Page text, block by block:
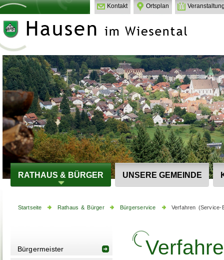
Kontakt Ortsplan
RATHAUS & BÜRGER UNSERE GEMEINDE
Startseite Rathaus & Bürger Bürgerservice Verfahren (Service-
Bürgermeister